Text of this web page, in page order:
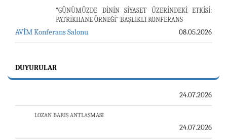
“GÜNÜMÜZDE DİNİN SİYASET ÜZERİNDEKİ ETKİSİ:
PATRİKHANE ÖRNEĞİ” BAŞLIKLI KONFERANS
AVİM Konferans Salonu 08.05.2026
DUYURULARBÜLTEN
24.07.2026